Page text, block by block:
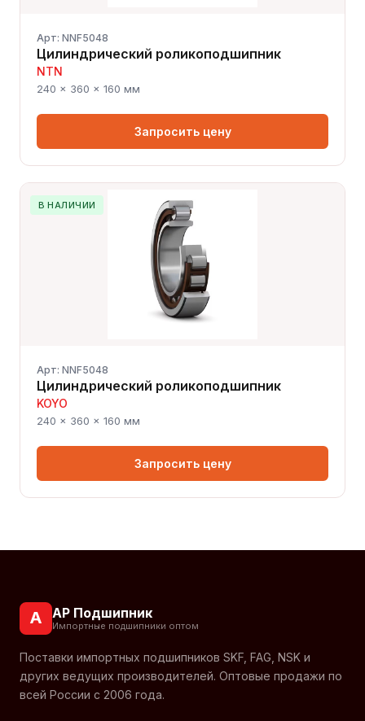
Арт: NNF5048
Цилиндрический роликоподшипник
NTN
240 × 360 × 160 мм
Запросить цену
В НАЛИЧИИ
Арт: NNF5048
Цилиндрический роликоподшипник
KOYO
240 × 360 × 160 мм
Запросить цену
А АР Подшипник
Импортные подшипники оптом
Поставки импортных подшипников SKF, FAG, NSK и
других ведущих производителей. Оптовые продажи по
всей России с 2006 года.